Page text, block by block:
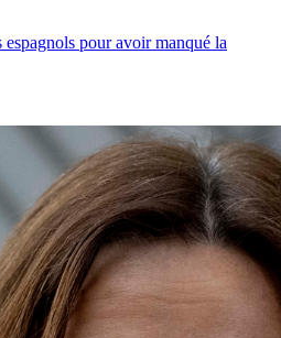
pour avoir manqué la